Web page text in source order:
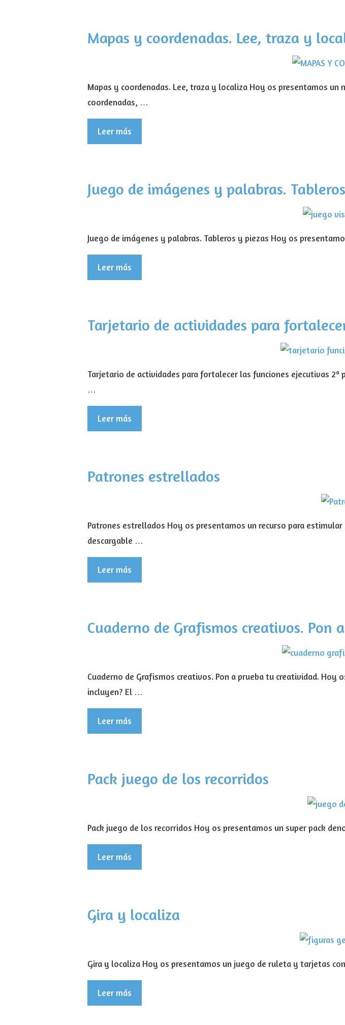
Mapas y coordenadas. Lee, traza y
Mapas y coordenadas. Lee, traza y localiza Hoy os presentamos
coordenadas, …
Leer más
Juego de imágenes y palabras.
Juego de imágenes y palabras. Tableros y piezas Hoy os
Leer más
Tarjetario de actividades para
Tarjetario de actividades para fortalecer las funciones ejecutivas
…
Leer más
Patrones estrellados
Patrones estrellados Hoy os presentamos un recurso para
descargable …
Leer más
Cuaderno de Grafismos creativos. Pon
Cuaderno de Grafismos creativos. Pon a prueba tu creatividad.
incluyen? El …
Leer más
Pack juego de los recorridos
Pack juego de los recorridos Hoy os presentamos un super pack
Leer más
Gira y localiza
Gira y localiza Hoy os presentamos un juego de ruleta y tarjetas
Leer más